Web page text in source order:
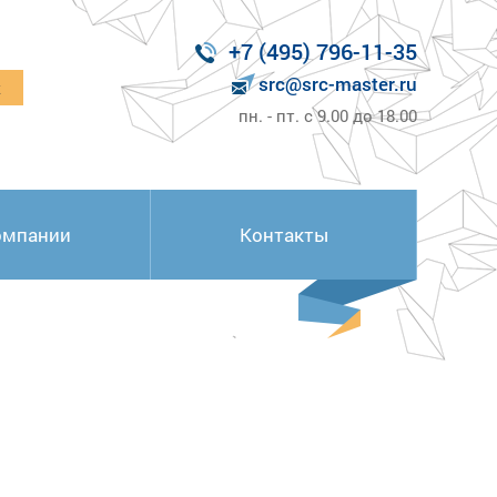
+7 (495) 796-11-35
src@src-master.ru
пн. - пт. с 9.00 до 18.00
Контакты